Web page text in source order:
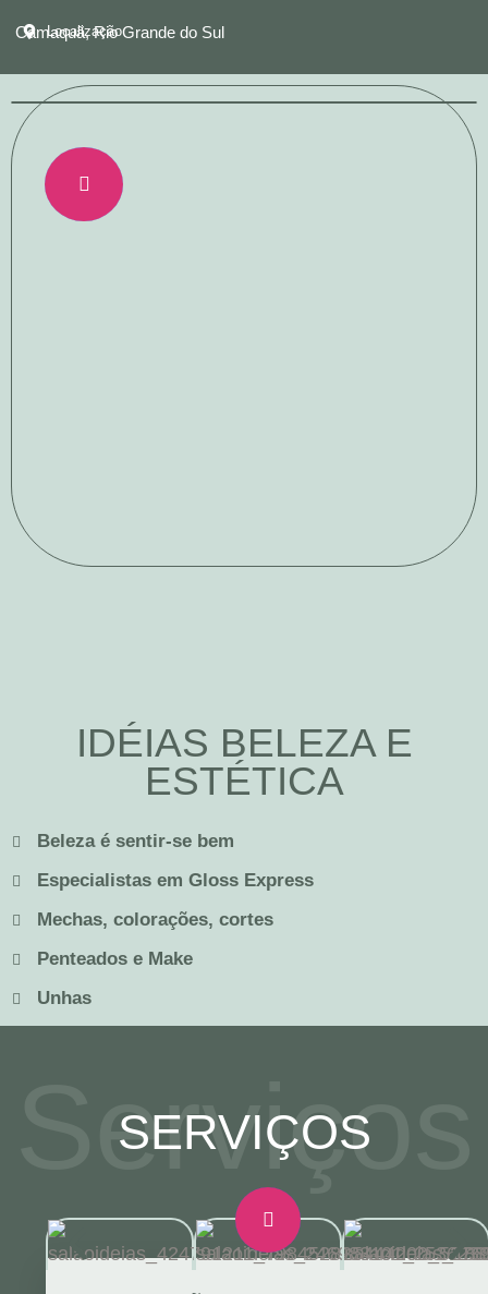
Camaquã, Rio Grande do Sul
Localização
IDÉIAS BELEZA E
ESTÉTICA
Beleza é sentir-se bem
Especialistas em Gloss Express
Mechas, colorações, cortes
Penteados e Make
Unhas
Serviços
SERVIÇOS